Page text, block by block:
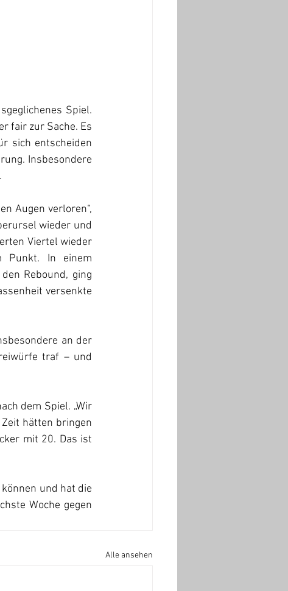
Spiel.
fair zur Sache. Es
sich entscheiden
Insbesondere
Augen verloren“,
wieder und
Viertel wieder
Punkt. In einem
Rebound, ging
versenkte
an der
traf – und
dem Spiel. „Wir
hätten bringen
mit 20. Das ist
und hat die
Woche gegen
Alle ansehen